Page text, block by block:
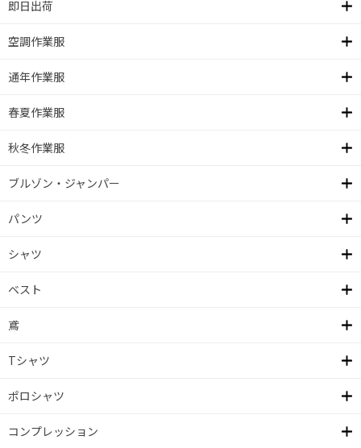
即日出荷
空調作業服
通年作業服
春夏作業服
秋冬作業服
ブルゾン・ジャンパー
パンツ
シャツ
ベスト
鳶
Tシャツ
ポロシャツ
コンプレッション